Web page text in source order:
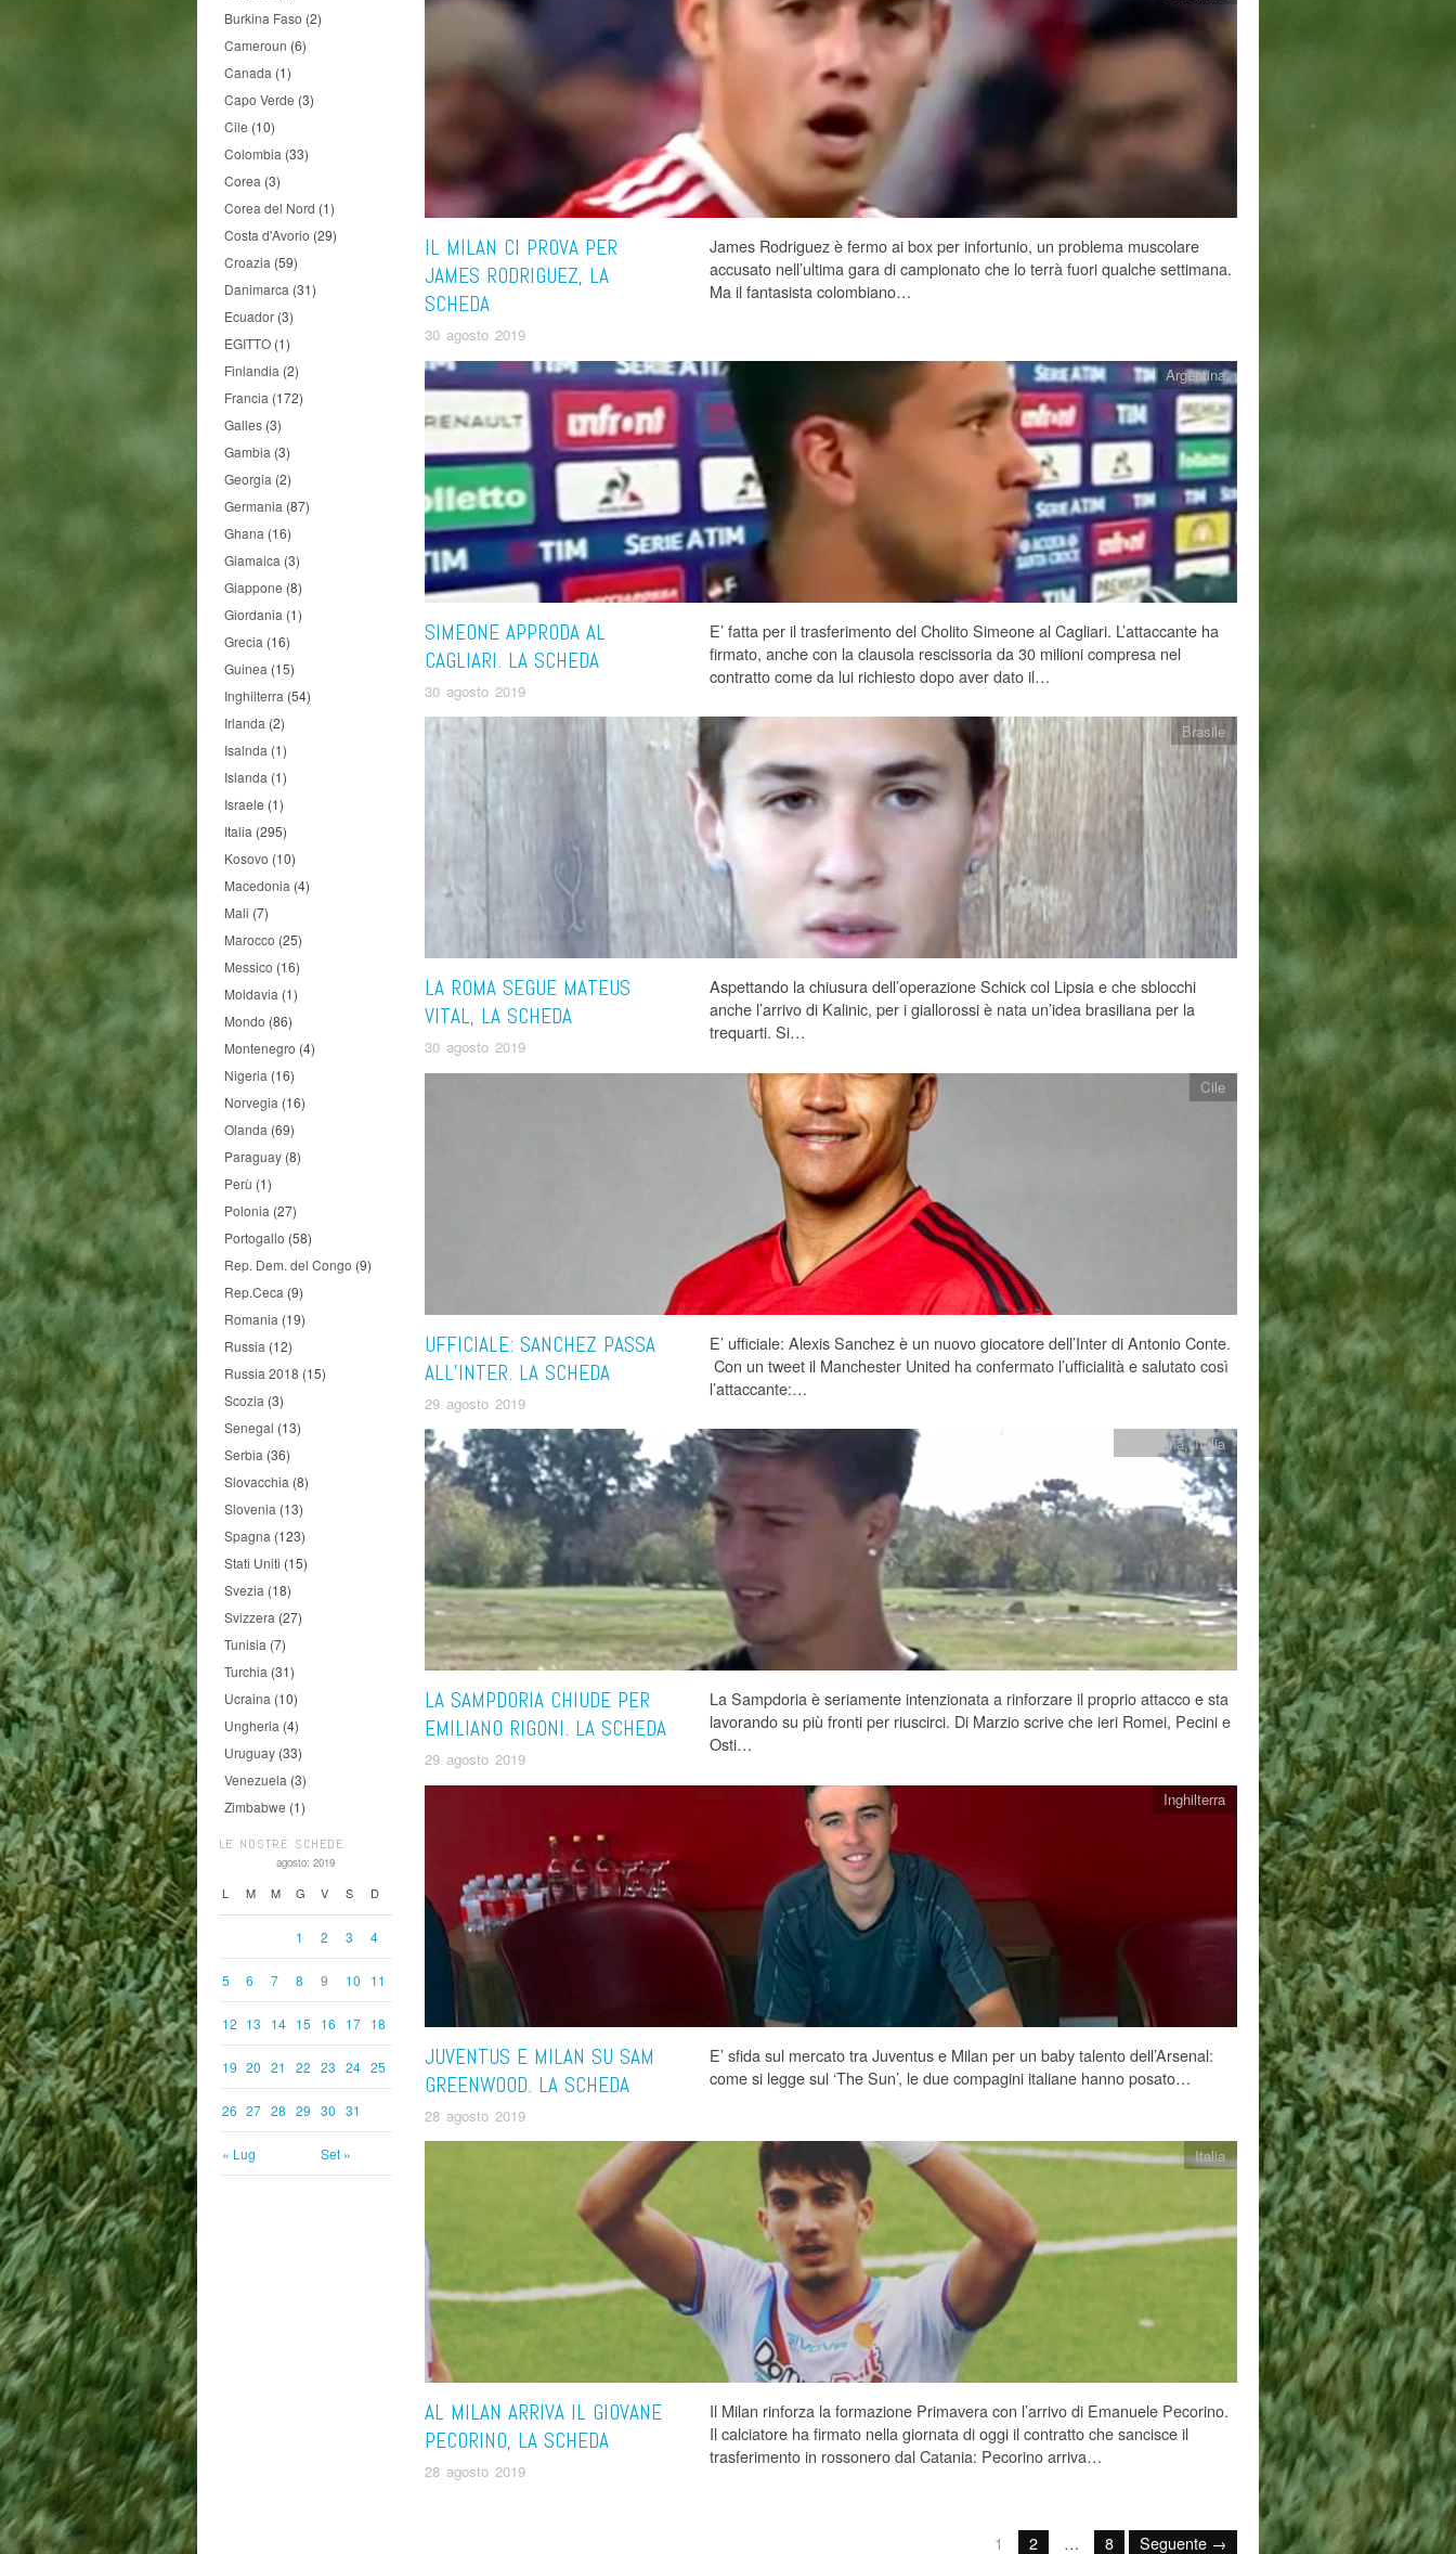
Burkina Faso (2)
Cameroun (6)
Canada (1)
Capo Verde (3)
Cile (10)
Colombia (33)
Corea (3)
Corea del Nord (1)
Costa d'Avorio (29)
Croazia (59)
Danimarca (31)
Ecuador (3)
EGITTO (1)
Finlandia (2)
Francia (172)
Galles (3)
Gambia (3)
Georgia (2)
Germania (87)
Ghana (16)
Giamaica (3)
Giappone (8)
Giordania (1)
Grecia (16)
Guinea (15)
Inghilterra (54)
Irlanda (2)
Isalnda (1)
Islanda (1)
Israele (1)
Italia (295)
Kosovo (10)
Macedonia (4)
Mali (7)
Marocco (25)
Messico (16)
Moldavia (1)
Mondo (86)
Montenegro (4)
Nigeria (16)
Norvegia (16)
Olanda (69)
Paraguay (8)
Perù (1)
Polonia (27)
Portogallo (58)
Rep. Dem. del Congo (9)
Rep.Ceca (9)
Romania (19)
Russia (12)
Russia 2018 (15)
Scozia (3)
Senegal (13)
Serbia (36)
Slovacchia (8)
Slovenia (13)
Spagna (123)
Stati Uniti (15)
Svezia (18)
Svizzera (27)
Tunisia (7)
Turchia (31)
Ucraina (10)
Ungheria (4)
Uruguay (33)
Venezuela (3)
Zimbabwe (1)
LE NOSTRE SCHEDE
agosto: 2019
L M M G V S D
« Lug Set »
1 2 3 4
5 6 7 8 9 10 11
12 13 14 15 16 17 18
19 20 21 22 23 24 25
26 27 28 29 30 31
IL MILAN CI PROVA PER
JAMES RODRIGUEZ, LA
SCHEDA
30 agosto 2019
James Rodriguez è fermo ai box per infortunio, un problema muscolare
accusato nell’ultima gara di campionato che lo terrà fuori qualche settimana.
Ma il fantasista colombiano…
SIMEONE APPRODA AL
CAGLIARI. LA SCHEDA
30 agosto 2019
Argentina
E’ fatta per il trasferimento del Cholito Simeone al Cagliari. L’attaccante ha
firmato, anche con la clausola rescissoria da 30 milioni compresa nel
contratto come da lui richiesto dopo aver dato il…
LA ROMA SEGUE MATEUS
VITAL, LA SCHEDA
30 agosto 2019
Brasile
Aspettando la chiusura dell’operazione Schick col Lipsia e che sblocchi
anche l’arrivo di Kalinic, per i giallorossi è nata un’idea brasiliana per la
trequarti. Si…
UFFICIALE: SANCHEZ PASSA
ALL’INTER. LA SCHEDA
29 agosto 2019
Cile
E’ ufficiale: Alexis Sanchez è un nuovo giocatore dell’Inter di Antonio Conte.
Con un tweet il Manchester United ha confermato l’ufficialità e salutato così
l’attaccante:…
LA SAMPDORIA CHIUDE PER
EMILIANO RIGONI. LA SCHEDA
29 agosto 2019
Argentina,Italia
La Sampdoria è seriamente intenzionata a rinforzare il proprio attacco e sta
lavorando su più fronti per riuscirci. Di Marzio scrive che ieri Romei, Pecini e
Osti…
JUVENTUS E MILAN SU SAM
GREENWOOD. LA SCHEDA
28 agosto 2019
Inghilterra
E’ sfida sul mercato tra Juventus e Milan per un baby talento dell’Arsenal:
come si legge sul ‘The Sun’, le due compagini italiane hanno posato…
AL MILAN ARRIVA IL GIOVANE
PECORINO, LA SCHEDA
28 agosto 2019
Italia
Il Milan rinforza la formazione Primavera con l’arrivo di Emanuele Pecorino.
Il calciatore ha firmato nella giornata di oggi il contratto che sancisce il
trasferimento in rossonero dal Catania: Pecorino arriva…
1 2 … 8 Seguente →